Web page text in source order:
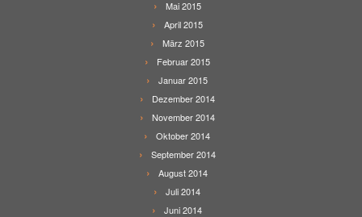
Mai 2015
April 2015
März 2015
Februar 2015
Januar 2015
Dezember 2014
November 2014
Oktober 2014
September 2014
August 2014
Juli 2014
Juni 2014